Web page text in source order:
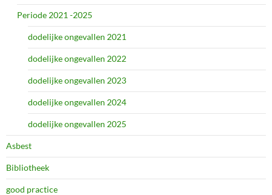
Periode 2021 -2025
dodelijke ongevallen 2021
dodelijke ongevallen 2022
dodelijke ongevallen 2023
dodelijke ongevallen 2024
dodelijke ongevallen 2025
Asbest
Bibliotheek
good practice